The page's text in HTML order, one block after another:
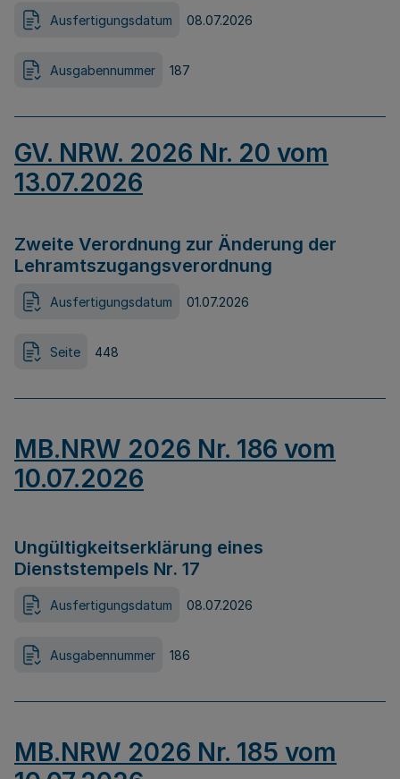
Ausfertigungsdatum 08.07.2026
Ausgabennummer 187
GV. NRW. 2026 Nr. 20 vom
13.07.2026
Zweite Verordnung zur Änderung der
Lehramtszugangsverordnung
Ausfertigungsdatum 01.07.2026
Seite 448
MB.NRW 2026 Nr. 186 vom
10.07.2026
Ungültigkeitserklärung eines
Dienststempels Nr. 17
Ausfertigungsdatum 08.07.2026
Ausgabennummer 186
MB.NRW 2026 Nr. 185 vom